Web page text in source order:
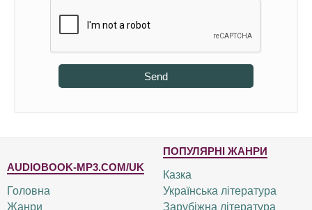
Send
AUDIOBOOK-MP3.COM/UK
Головна
Жанри
ПОПУЛЯРНІ ЖАНРИ
Казка
Українська література
Зарубіжна література